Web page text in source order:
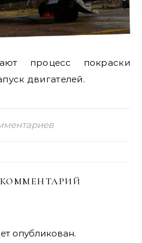
процесс покраски
двигателей.
опубликован.